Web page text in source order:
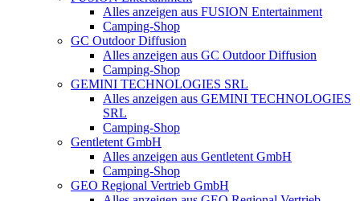
Alles anzeigen aus FUSION Entertainment
Camping-Shop
GC Outdoor Diffusion
Alles anzeigen aus GC Outdoor Diffusion
Camping-Shop
GEMINI TECHNOLOGIES SRL
Alles anzeigen aus GEMINI TECHNOLOGIES
SRL
Camping-Shop
Gentletent GmbH
Alles anzeigen aus Gentletent GmbH
Camping-Shop
GEO Regional Vertrieb GmbH